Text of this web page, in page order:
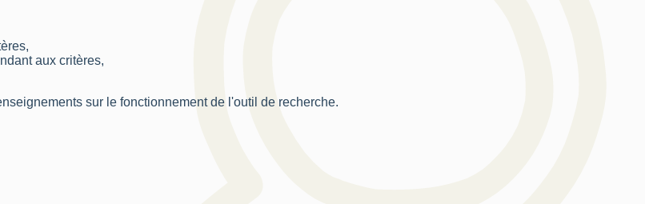
aux critères,
sur le fonctionnement de l'outil de recherche.